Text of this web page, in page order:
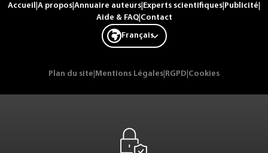
Accueil A propos Annuaire auteurs Experts scientifiques Publicité
Aide & FAQ| Contact
Français
Plan du site Mentions Légales RGPD Cookies